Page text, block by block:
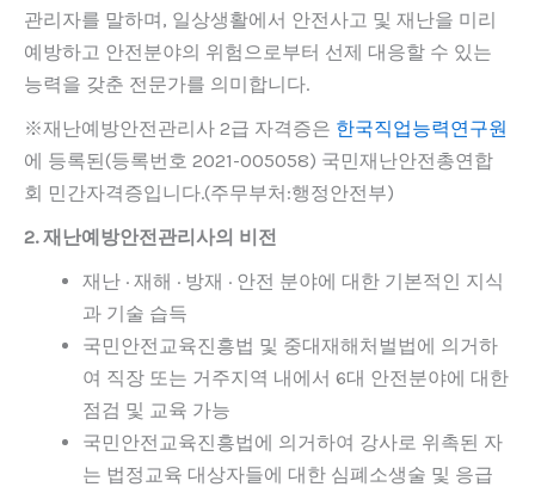
관리자를 말하며, 일상생활에서 안전사고 및 재난을 미리
예방하고 안전분야의 위험으로부터 선제 대응할 수 있는
능력을 갖춘 전문가를 의미합니다.
※재난예방안전관리사 2급 자격증은 한국직업능력연구원
에 등록된(등록번호 2021-005058) 국민재난안전총연합
회 민간자격증입니다.(주무부처:행정안전부)
2. 재난예방안전관리사의 비전
재난 · 재해 · 방재 · 안전 분야에 대한 기본적인 지식
과 기술 습득
국민안전교육진흥법 및 중대재해처벌법에 의거하
여 직장 또는 거주지역 내에서 6대 안전분야에 대한
점검 및 교육 가능
국민안전교육진흥법에 의거하여 강사로 위촉된 자
는 법정교육 대상자들에 대한 심폐소생술 및 응급